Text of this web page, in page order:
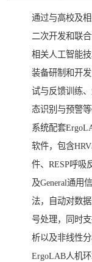
通过与高校及
二次开发和联
相关人工智能
装备研制和开
试与反馈训练
态识别与预警等
系统配套
软件，包含
件、RESP呼吸
及General通用
法，自动对数
号处理，同时
析以及非线性
ErgoLAB人机